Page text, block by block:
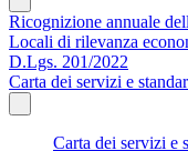
Ricognizione annuale
Locali di rilevanza
D.Lgs. 201/2022
Carta dei servizi e
Carta dei servizi e